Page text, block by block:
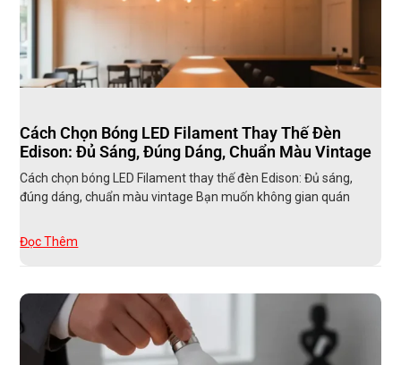
Cách Chọn Bóng LED Filament Thay Thế Đèn
Edison: Đủ Sáng, Đúng Dáng, Chuẩn Màu Vintage
Cách chọn bóng LED Filament thay thế đèn Edison: Đủ sáng,
đúng dáng, chuẩn màu vintage Bạn muốn không gian quán
Đọc Thêm